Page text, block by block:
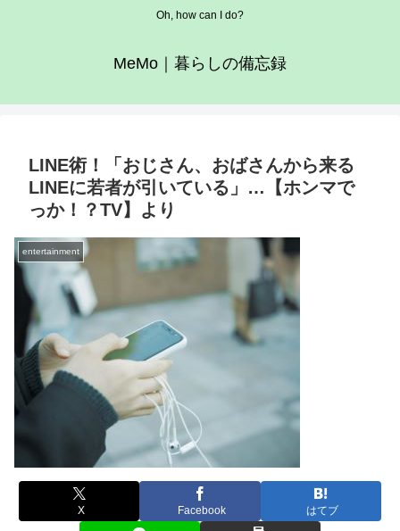
Oh, how can I do?
MeMo｜暮らしの備忘録
LINE術！「おじさん、おばさんから来る
LINEに若者が引いている」…【ホンマで
っか！？TV】より
entertainment
X Facebook はてブ